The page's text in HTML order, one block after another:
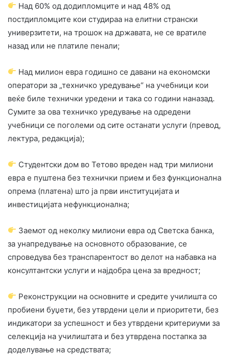
Над 60% од додипломците и над 48% од
постдипломците кои студираа на елитни странски
универзитети, на трошок на државата, не се вратиле
назад или не платиле пенали;
Над милион евра годишно се давани на економски
оператори за „техничко уредување“ на учебници кои
веќе биле технички уредени и така со години наназад.
Сумите за ова техничко уредување на одредени
учебници се поголеми од сите останати услуги (превод,
лектура, редакција);
Студентски дом во Тетово вреден над три милиони
евра е пуштена без технички прием и без функционална
опрема (платена) што ја први институцијата и
инвестицијата нефункционална;
Заемот од неколку милиони евра од Светска банка,
за унапредување на основното образование, се
спроведува без транспарентост во делот на набавка на
консултантски услуги и најдобра цена за вредност;
Реконструкции на основните и средите училишта со
пробиени буџети, без утврдени цели и приоритети, без
индикатори за успешност и без утврдени критериуми за
селекција на училиштата и без утврдена постапка за
доделување на средствата;